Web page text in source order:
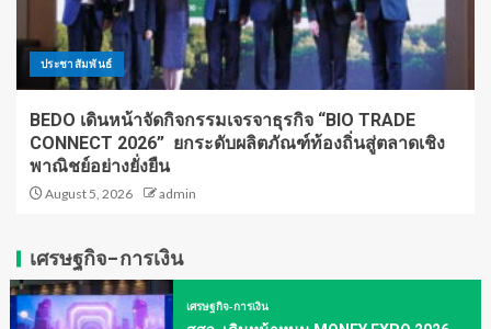
ประชาสัมพันธ์
BEDO เดินหน้าจัดกิจกรรมเจรจาธุรกิจ “BIO TRADE
CONNECT 2026” ยกระดับผลิตภัณฑ์ท้องถิ่นสู่ตลาดเชิง
พาณิชย์อย่างยั่งยืน
August 5, 2026 admin
เศรษฐกิจ-การเงิน
เศรษฐกิจ-การเงิน